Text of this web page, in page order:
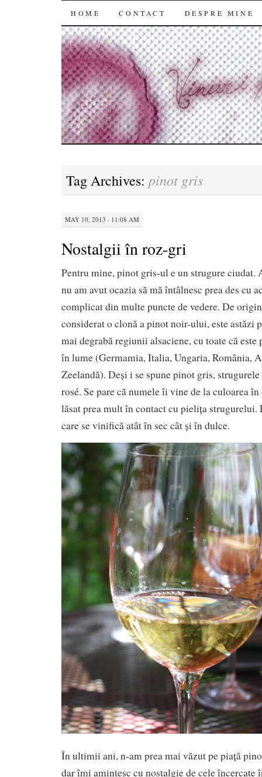
SKIP
TO
CONTENT
HOME CONTACT DESPRE MINE
Tag Archives: pinot gris
MAY 10, 2013 · 11:08 AM
Nostalgii în roz-gri
Pentru mine, pinot gris-ul e un strugure ciudat.
nu am avut ocazia să mă întâlnesc prea des cu
complicat din multe puncte de vedere. De
considerat o clonă a pinot noir-ului, este astăzi
mai degrabă regiunii alsaciene, cu toate că este
în lume (Germamia, Italia, Ungaria, România,
Zeelandă). Deși i se spune pinot gris,
rosé. Se pare că numele îi vine de la culoarea
lăsat prea mult în contact cu pielița strugurelui.
care se vinifică atât în sec cât și în dulce.
În ultimii ani, n-am prea mai văzut pe piață
dar îmi amintesc cu nostalgie de cele încercate